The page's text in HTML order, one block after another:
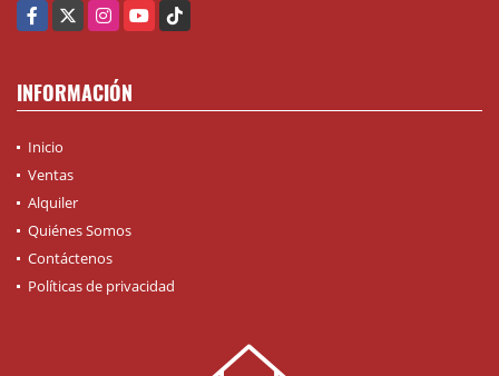
Facebook
X InstagramYouTubeTikTok
INFORMACIÓN
Inicio
Ventas
Alquiler
Quiénes Somos
Contáctenos
Políticas de privacidad